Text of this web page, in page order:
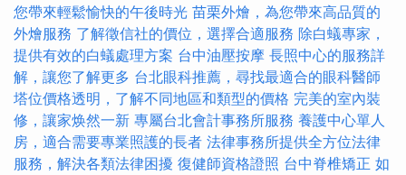
您帶來輕鬆愉快的午後時光 苗栗外燴，為您帶來高品質的
外燴服務 了解徵信社的價位，選擇合適服務 除白蟻專家，
提供有效的白蟻處理方案 台中油壓按摩 長照中心的服務詳
解，讓您了解更多 台北眼科推薦，尋找最適合的眼科醫師
塔位價格透明，了解不同地區和類型的價格 完美的室內裝
修，讓家焕然一新 專屬台北會計事務所服務 養護中心單人
房，適合需要專業照護的長者 法律事務所提供全方位法律
服務，解決各類法律困擾 復健師資格證照 台中脊椎矯正 如